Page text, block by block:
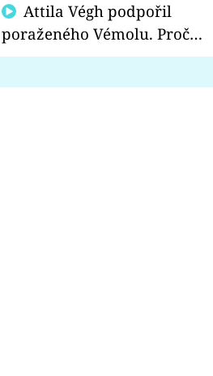
poraženého Vémolu. Proč
chce raději zápasit s ním než